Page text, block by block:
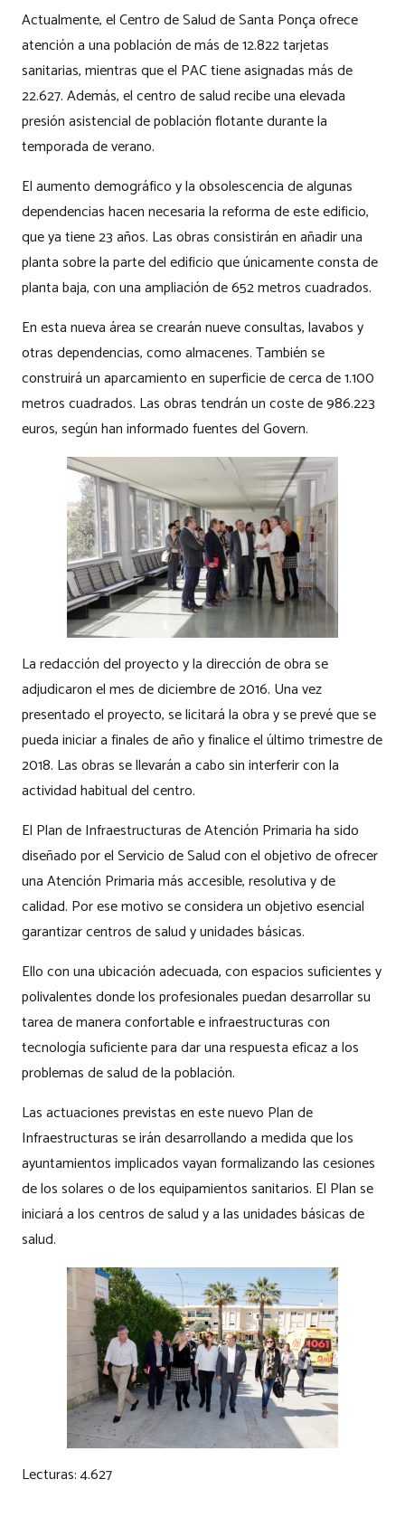
Actualmente, el Centro de Salud de Santa Ponça ofrece
atención a una población de más de 12.822 tarjetas
sanitarias, mientras que el PAC tiene asignadas más de
22.627. Además, el centro de salud recibe una elevada
presión asistencial de población flotante durante la
temporada de verano.
El aumento demográfico y la obsolescencia de algunas
dependencias hacen necesaria la reforma de este edificio,
que ya tiene 23 años. Las obras consistirán en añadir una
planta sobre la parte del edificio que únicamente consta de
planta baja, con una ampliación de 652 metros cuadrados.
En esta nueva área se crearán nueve consultas, lavabos y
otras dependencias, como almacenes. También se
construirá un aparcamiento en superficie de cerca de 1.100
metros cuadrados. Las obras tendrán un coste de 986.223
euros, según han informado fuentes del Govern.
La redacción del proyecto y la dirección de obra se
adjudicaron el mes de diciembre de 2016. Una vez
presentado el proyecto, se licitará la obra y se prevé que se
pueda iniciar a finales de año y finalice el último trimestre de
2018. Las obras se llevarán a cabo sin interferir con la
actividad habitual del centro.
El Plan de Infraestructuras de Atención Primaria ha sido
diseñado por el Servicio de Salud con el objetivo de ofrecer
una Atención Primaria más accesible, resolutiva y de
calidad. Por ese motivo se considera un objetivo esencial
garantizar centros de salud y unidades básicas.
Ello con una ubicación adecuada, con espacios suficientes y
polivalentes donde los profesionales puedan desarrollar su
tarea de manera confortable e infraestructuras con
tecnología suficiente para dar una respuesta eficaz a los
problemas de salud de la población.
Las actuaciones previstas en este nuevo Plan de
Infraestructuras se irán desarrollando a medida que los
ayuntamientos implicados vayan formalizando las cesiones
de los solares o de los equipamientos sanitarios. El Plan se
iniciará a los centros de salud y a las unidades básicas de
salud.
Lecturas:4.627